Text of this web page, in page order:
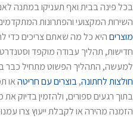
בכל פינה בבית ואף תעניקו במתנה
השירות המקצועי והפתרונות
מוצריםהיא כל מה שאתם צריכים כדי
חדישות, תהליך עבודה מוקפד
למעשה, התהליך הפשוט מתחיל כבר
חולצות לחתונה,בוצרים עם חריטהאו
בתוך רגעים ספורים, ולהזמין בדיוק
הזמנה מהירה או לקבלת ייעוץ צרו